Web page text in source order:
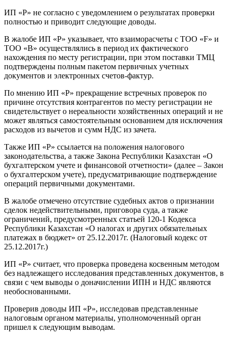
ИП «P» не согласно с уведомлением о результатах проверки
полностью и приводит следующие доводы.
В жалобе ИП «P» указывает, что взаиморасчеты с ТОО «F» и
ТОО «B» осуществлялись в период их фактического
нахождения по месту регистрации, при этом поставки ТМЦ
подтверждены полным пакетом первичных учетных
документов и электронных счетов-фактур.
По мнению ИП «P» прекращение встречных проверок по
причине отсутствия контрагентов по месту регистрации не
свидетельствует о нереальности хозяйственных операций и не
может являться самостоятельным основанием для исключения
расходов из вычетов и сумм НДС из зачета.
Также ИП «P» ссылается на положения налогового
законодательства, а также Закона Республики Казахстан «О
бухгалтерском учете и финансовой отчетности» (далее – Закон
о бухгалтерском учете), предусматривающие подтверждение
операций первичными документами.
В жалобе отмечено отсутствие судебных актов о признании
сделок недействительными, приговора суда, а также
ограничений, предусмотренных статьей 120-1 Кодекса
Республики Казахстан «О налогах и других обязательных
платежах в бюджет» от 25.12.2017г. (Налоговый кодекс от
25.12.2017г.)
ИП «P» считает, что проверка проведена косвенным методом
без надлежащего исследования представленных документов, в
связи с чем выводы о доначислении ИПН и НДС являются
необоснованными.
Проверив доводы ИП «P», исследовав представленные
налоговым органом материалы, уполномоченный орган
пришел к следующим выводам.